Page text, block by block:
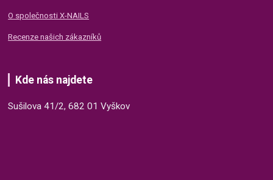
O společnosti X-NAILS
Recenze našich zákazníků
Kde nás najdete
Sušilova 41/2, 682 01 Vyškov